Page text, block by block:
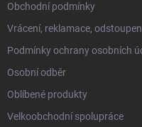
Obchodní podmínky
Vrácení, reklamace,
Podmínky ochrany osobních
Osobní odběr
Oblíbené produkty
Velkoobchodní spolupráce